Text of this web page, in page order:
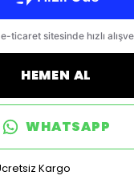
HEMEN AL
WHATSAPP
Kargo